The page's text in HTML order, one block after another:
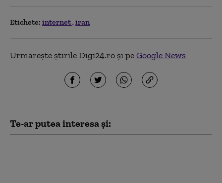
Etichete: internet iran
Urmărește știrile Digi24.ro și peGoogle News
Te-ar putea interesa și: